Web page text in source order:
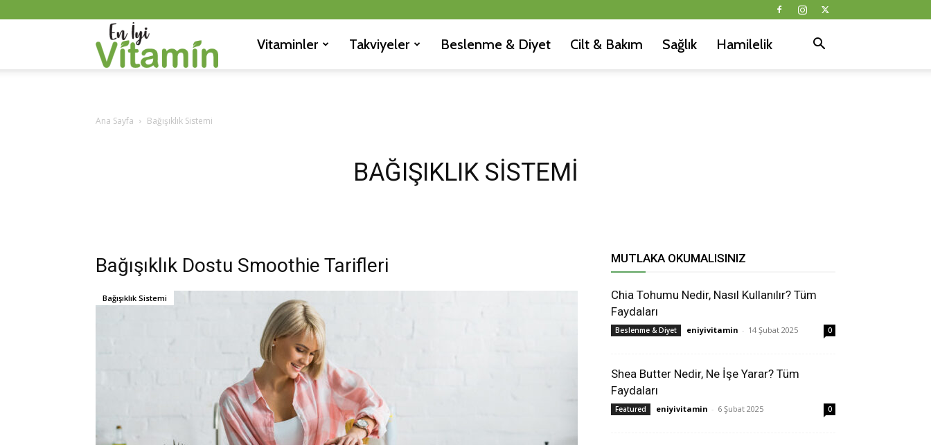
Vitaminler Takviyeler Beslenme & Diyet Cilt & Bakım Sağlık Hamilelik
Ana Sayfa Bağışıklık Sistemi
BAĞIŞIKLIK SISTEMI
Bağışıklık Dostu Smoothie Tarifleri
Bağışıklık Sistemi
MUTLAKA OKUMALISINIZ
Chia Tohumu Nedir, Nasıl Kullanılır? Tüm
Faydaları
Beslenme & Diyet eniyivitamin - 14 Şubat 2025 0
Shea Butter Nedir, Ne İşe Yarar? Tüm
Faydaları
Featured eniyivitamin - 6 Şubat 2025 0